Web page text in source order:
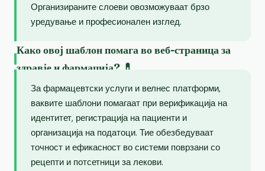
Организираните слоеви овозможуваат брзо
уредување и професионален изглед.
Како овој шаблон помага во веб-страница за
здравје и фармација? 💊
За фармацевтски услуги и велнес платформи,
ваквите шаблони помагаат при верификација на
идентитет, регистрација на пациенти и
организација на податоци. Тие обезбедуваат
точност и ефикасност во системи поврзани со
рецепти и потсетници за лекови.